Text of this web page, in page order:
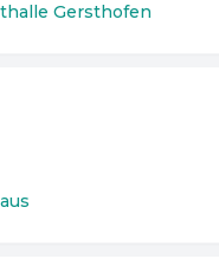
Gersthofen